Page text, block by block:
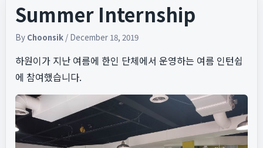
Summer Internship
By Choonsik / December 18, 2019
하원이가 지난 여름에 한인 단체에서 운영하는 여름 인턴쉽
에 참여했습니다.